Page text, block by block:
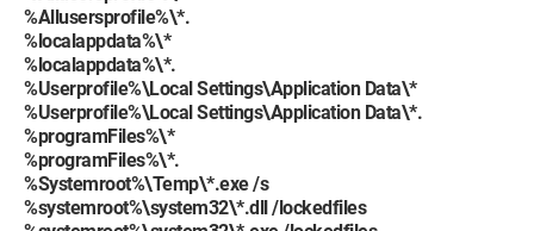
%Allusersprofile%\*.
%localappdata%\*
%localappdata%\*.
%Userprofile%\Local Settings\Application Data\*
%Userprofile%\Local Settings\Application Data\*.
%programFiles%\*
%programFiles%\*.
%Systemroot%\Temp\*.exe /s
%systemroot%\system32\*.dll /lockedfiles